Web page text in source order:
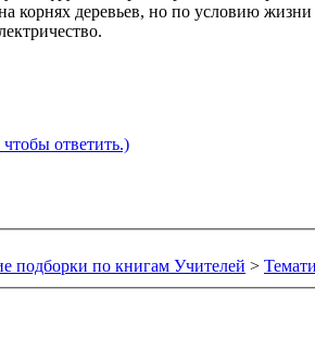
корнях деревьев, но по условию
ответить.)
подборки по книгам Учителей >